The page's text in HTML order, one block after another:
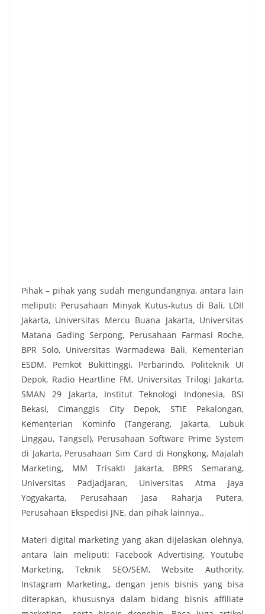
Pihak – pihak yang sudah mengundangnya, antara lain
meliputi: Perusahaan Minyak Kutus-kutus di Bali, LDII
Jakarta, Universitas Mercu Buana Jakarta, Universitas
Matana Gading Serpong, Perusahaan Farmasi Roche,
BPR Solo, Universitas Warmadewa Bali, Kementerian
ESDM, Pemkot Bukittinggi, Perbarindo, Politeknik UI
Depok, Radio Heartline FM, Universitas Trilogi Jakarta,
SMAN 29 Jakarta, Institut Teknologi Indonesia, BSI
Bekasi, Cimanggis City Depok, STIE Pekalongan,
Kementerian Kominfo (Tangerang, Jakarta, Lubuk
Linggau, Tangsel), Perusahaan Software Prime System
di Jakarta, Perusahaan Sim Card di Hongkong, Majalah
Marketing, MM Trisakti Jakarta, BPRS Semarang,
Universitas Padjadjaran, Universitas Atma Jaya
Yogyakarta, Perusahaan Jasa Raharja Putera,
Perusahaan Ekspedisi JNE, dan pihak lainnya..
Materi digital marketing yang akan dijelaskan olehnya,
antara lain meliputi: Facebook Advertising, Youtube
Marketing, Teknik SEO/SEM, Website Authority,
Instagram Marketing,, dengan jenis bisnis yang bisa
diterapkan, khususnya dalam bidang bisnis affiliate